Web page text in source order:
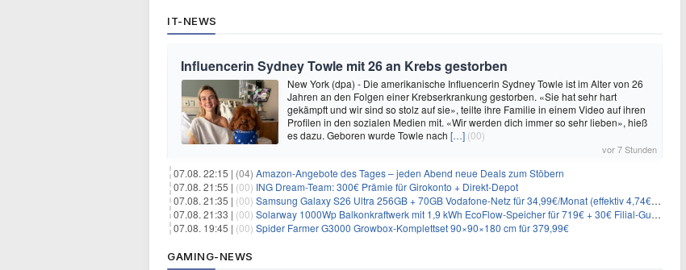
IT-NEWS
Influencerin Sydney Towle mit 26 an Krebs gestorben
New York (dpa) - Die amerikanische Influencerin Sydney Towle ist im Alter von 26
Jahren an den Folgen einer Krebserkrankung gestorben. «Sie hat sehr hart
gekämpft und wir sind so stolz auf sie», teilte ihre Familie in einem Video auf ihren
Profilen in den sozialen Medien mit. «Wir werden dich immer so sehr lieben», hieß
es dazu. Geboren wurde Towle nach […] (00)
vor 7 Stunden
07.08. 22:15 | (04) Amazon-Angebote des Tages – jeden Abend neue Deals zum Stöbern
07.08. 21:55 | (00) ING Dream-Team: 300€ Prämie für Girokonto + Direkt-Depot
07.08. 21:35 | (00) Samsung Galaxy S26 Ultra 256GB + 70GB Vodafone-Netz für 34,99€/Monat (effektiv 4,74€/Monat)
07.08. 21:33 | (00) Solarway 1000Wp Balkonkraftwerk mit 1,9 kWh EcoFlow-Speicher für 719€ + 30€ Filial-Gutschein
07.08. 19:45 | (00) Spider Farmer G3000 Growbox-Komplettset 90×90×180 cm für 379,99€
GAMING-NEWS